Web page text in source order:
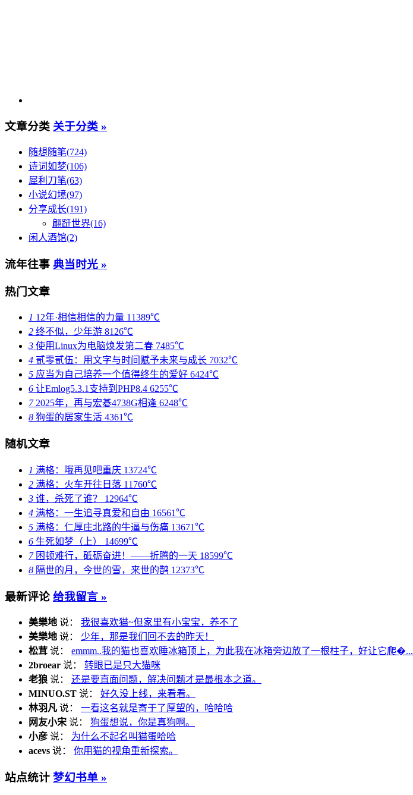
文章分类 关于分类 »
随想随笔(724)
诗词如梦(106)
犀利刀笔(63)
小说幻境(97)
分享成长(191)
翩跹世界(16)
闲人酒馆(2)
流年往事 典当时光 »
热门文章
1 12年·相信相信的力量 11389℃
2 终不似，少年游 8126℃
3 使用Linux为电脑焕发第二春 7485℃
4 贰零贰伍：用文字与时间赋予未来与成长 7032℃
5 应当为自己培养一个值得终生的爱好 6424℃
6 让Emlog5.3.1支持到PHP8.4 6255℃
72025年，再与宏碁4738G相逢 6248℃
8 狗蛋的居家生活 4361℃
随机文章
1 满格：哦再见吧重庆 13724℃
2 满格：火车开往日落 11760℃
3 谁，杀死了谁？ 12964℃
4 满格：一生追寻真爱和自由 16561℃
5 满格：仁厚庄北路的牛逼与伤痛 13671℃
6 生死如梦（上） 14699℃
7困顿难行，砥砺奋进！——折腾的一天 18599℃
8 隔世的月，今世的雪，来世的鹊 12373℃
最新评论 给我留言 »
美樂地 说： 我很喜欢猫~但家里有小宝宝，养不了
美樂地 说： 少年，那是我们回不去的昨天！
松茸 说： emmm..我的猫也喜欢睡冰箱顶上，为此我在冰箱旁边放了一根柱子，好让它爬�...
2broear 说： 转眼已是只大猫咪
老狼 说： 还是要直面问题，解决问题才是最根本之道。
MINUO.ST 说： 好久没上线，来看看。
林羽凡 说： 一看这名就是寄于了厚望的，哈哈哈
网友小宋 说： 狗蛋想说，你是真狗啊。
小彦 说： 为什么不起名叫猫蛋哈哈
acevs 说： 你用猫的视角重新探索。
站点统计 梦幻书单 »